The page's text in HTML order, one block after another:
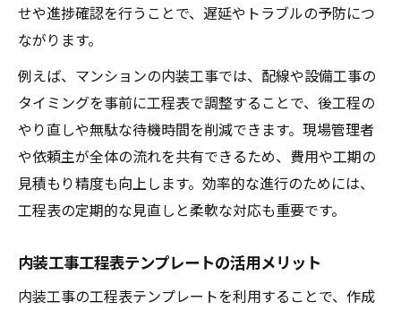
せや進捗確認を行うことで、遅延やトラブルの予防につ
ながります。
例えば、マンションの内装工事では、配線や設備工事の
タイミングを事前に工程表で調整することで、後工程の
やり直しや無駄な待機時間を削減できます。現場管理者
や依頼主が全体の流れを共有できるため、費用や工期の
見積もり精度も向上します。効率的な進行のためには、
工程表の定期的な見直しと柔軟な対応も重要です。
内装工事工程表テンプレートの活用メリット
内装工事の工程表テンプレートを利用することで、作成